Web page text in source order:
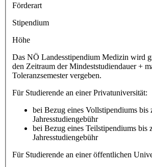
Förderart
Stipendium
Höhe
Das NÖ Landesstipendium Medizin wird
den Zeitraum der Mindeststudiendauer +
Toleranzsemester vergeben.
Für Studierende an einer Privatuniversität:
bei Bezug eines Vollstipendiums bis
Jahresstudiengebühr
bei Bezug eines Teilstipendiums bis
Jahresstudiengebühr
Für Studierende an einer öffentlichen